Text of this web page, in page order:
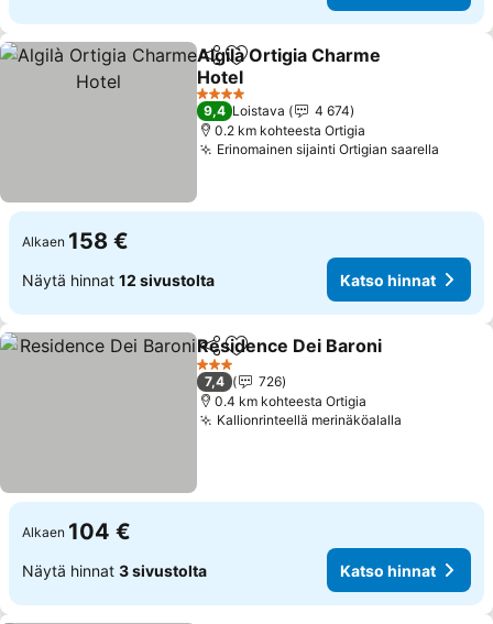
Jaa Lisää suosikkeihin
Algilà Ortigia Charme
Hotel
4 Tähtiluokitus
9,4 Loistava
4 674
0.2 km kohteesta Ortigia
Erinomainen sijainti Ortigian saarella
Alkaen 158 €
Näytä hinnat 12 sivustolta Katso hinnat
Jaa Lisää suosikkeihin
Residence Dei Baroni
3 Tähtiluokitus
7,4
726
0.4 km kohteesta Ortigia
Kallionrinteellä merinäköalalla
Alkaen 104 €
Näytä hinnat 3 sivustolta Katso hinnat